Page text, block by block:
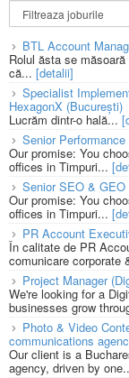
BTL Account
Rolul ăsta se
că... [detalii]
Specialist
HexagonX (București)
Lucrăm dintr-o hală...
Senior
Our promise: You
offices in Timpuri...
Senior SEO &
Our promise: You
offices in Timpuri...
PR Account
În calitate de PR
comunicare corporate
Project Manager
We're looking for a
businesses grow
Photo & Video
communications
Our client is a
agency, driven by